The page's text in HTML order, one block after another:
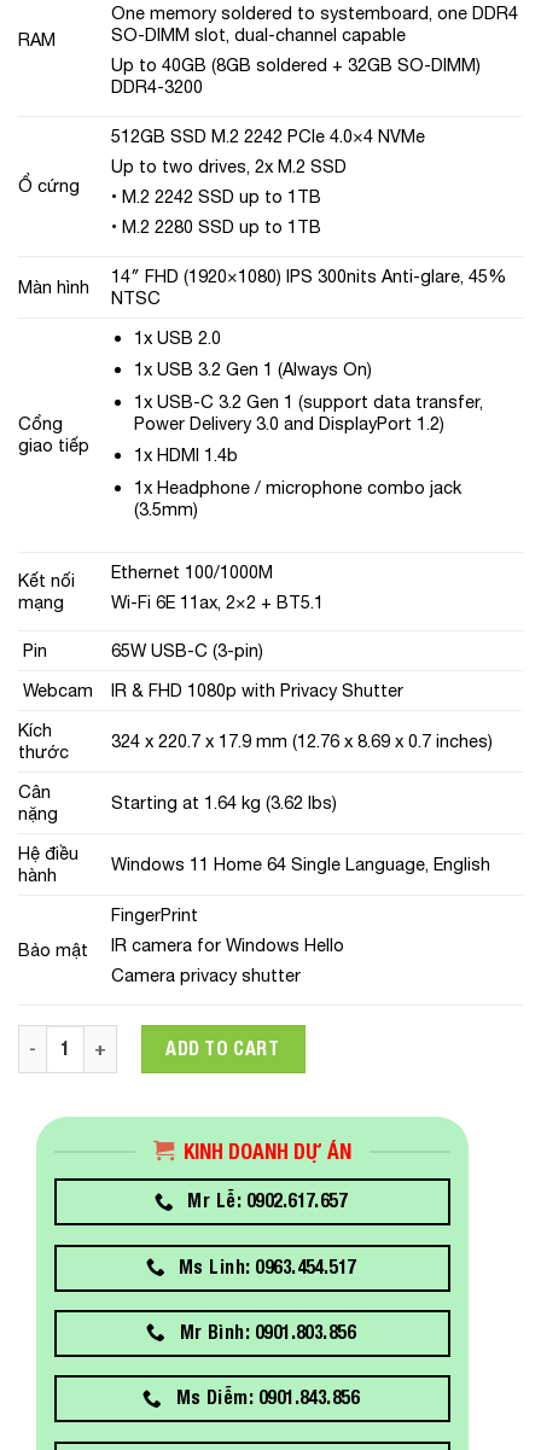
RAM
One memory soldered to systemboard, one DDR4
SO-DIMM slot, dual-channel capable
Up to 40GB (8GB soldered + 32GB SO-DIMM)
DDR4-3200
Ổ cứng
512GB SSD M.2 2242 PCIe 4.0×4 NVMe
Up to two drives, 2x M.2 SSD
• M.2 2242 SSD up to 1TB
• M.2 2280 SSD up to 1TB
Màn hình
14″ FHD (1920×1080) IPS 300nits Anti-glare, 45%
NTSC
Cổng
giao tiếp
1x USB 2.0
1x USB 3.2 Gen 1 (Always On)
1x USB-C 3.2 Gen 1 (support data transfer,
Power Delivery 3.0 and DisplayPort 1.2)
1x HDMI 1.4b
1x Headphone / microphone combo jack
(3.5mm)
Kết nối
mạng
Ethernet 100/1000M
Wi-Fi 6E 11ax, 2×2 + BT5.1
Pin
65W USB-C (3-pin)
Webcam
IR & FHD 1080p with Privacy Shutter
Kích
thước
324 x 220.7 x 17.9 mm (12.76 x 8.69 x 0.7 inches)
Cân
nặng
Starting at 1.64 kg (3.62 lbs)
Hệ điều
hành
Windows 11 Home 64 Single Language, English
Bảo mật
FingerPrint
IR camera for Windows Hello
Camera privacy shutter
Laptop LENOVO ThinkPad E14 (21EB0063VN)(AMD Ryzen
ADD TO CART
KINH DOANH DỰ ÁN
Mr Lễ: 0902.617.657
Ms Linh: 0963.454.517
Mr Bình: 0901.803.856
Ms Diễm: 0901.843.856